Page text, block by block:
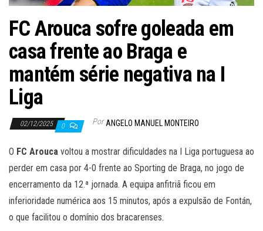
FC Arouca sofre goleada em
casa frente ao Braga e
mantém série negativa na I
Liga
02/12/2025 0 Por ANGELO MANUEL MONTEIRO
O FC Arouca voltou a mostrar dificuldades na I Liga portuguesa ao
perder em casa por 4-0 frente ao Sporting de Braga, no jogo de
encerramento da 12.ª jornada. A equipa anfitriã ficou em
inferioridade numérica aos 15 minutos, após a expulsão de Fontán,
o que facilitou o domínio dos bracarenses.